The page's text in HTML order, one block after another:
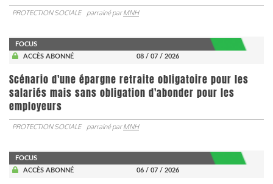
PROTECTION SOCIALE parrainé parMNH
FOCUS
ACCÈS ABONNÉ
08 / 07 / 2026
Scénario d'une épargne retraite obligatoire pour les
salariés mais sans obligation d'abonder pour les
employeurs
PROTECTION SOCIALE parrainé parMNH
FOCUS
ACCÈS ABONNÉ
06 / 07 / 2026